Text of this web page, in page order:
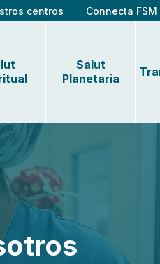
centros Connecta FSM
Salut
Planetaria